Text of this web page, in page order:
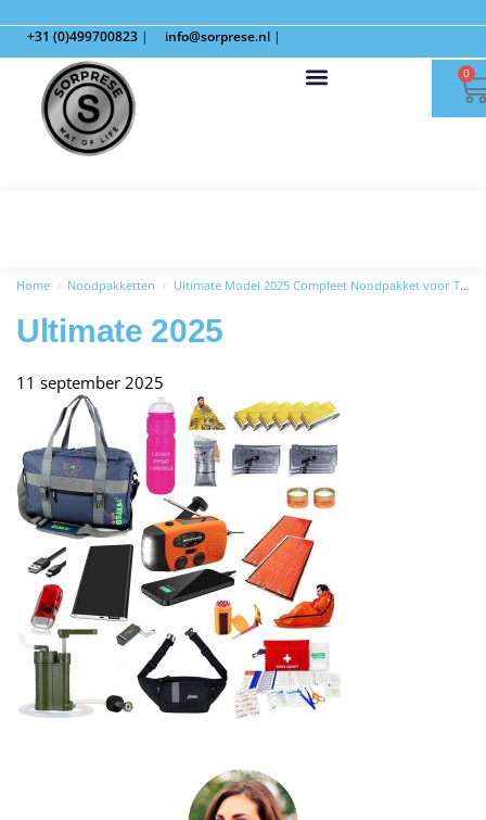
+31 (0)499700823 | info@sorprese.nl |
0
Home / Noodpakketten / Ultimate Model 2025 Compleet Noodpakket voor Thuis
Ultimate 2025
11 september 2025